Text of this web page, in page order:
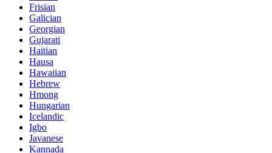
Frisian
Galician
Georgian
Gujarati
Haitian
Hausa
Hawaiian
Hebrew
Hmong
Hungarian
Icelandic
Igbo
Javanese
Kannada